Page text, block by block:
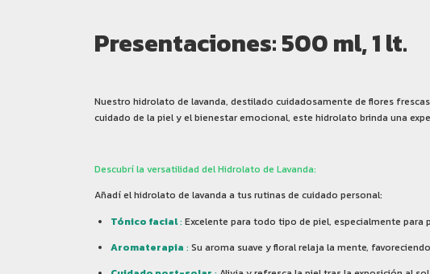
Presentaciones: 500 ml, 1 lt.
Nuestro hidrolato de lavanda, destilado cuidadosamente de flores
cuidado de la piel y el bienestar emocional, este hidrolato brinda una
Descubrí la versatilidad del Hidrolato de Lavanda:
Añadí el hidrolato de lavanda a tus rutinas de cuidado personal:
Tónico facial: Excelente para todo tipo de piel, especialmente
Aromaterapia : Su aroma suave y floral relaja la mente,